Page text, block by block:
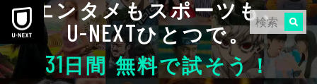
本文へスキップエンタメもスポーツも、
U-NEXTひとつで。
31日間 無料で試そう！